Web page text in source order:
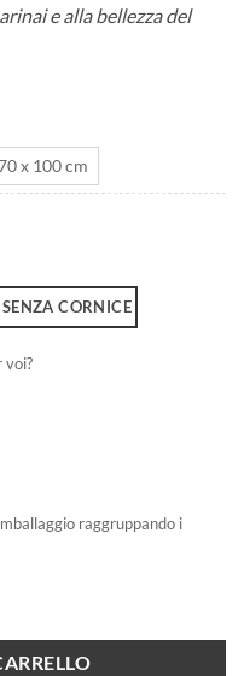
e alla bellezza del
x 100 cm
SENZA CORNICE
voi?
raggruppando i